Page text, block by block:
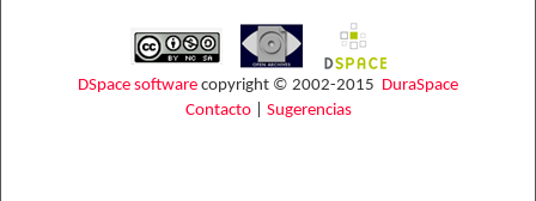
DSpace software copyright © 2002-2015 DuraSpace
Contacto| Sugerencias